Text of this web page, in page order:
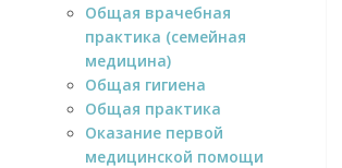
Общая врачебная
практика (семейная
медицина)
Общая гигиена
Общая практика
Оказание первой
медицинской помощи